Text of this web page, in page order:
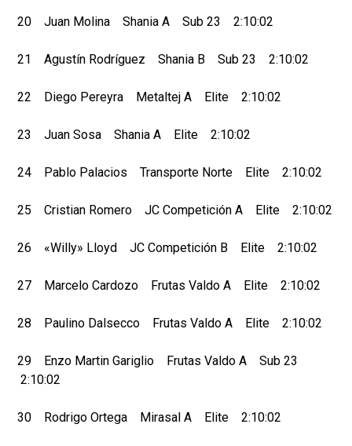
20 Juan Molina Shania A Sub 23 2:10:02
21 Agustín Rodríguez Shania B Sub 23 2:10:02
22 Diego Pereyra Metaltej A Elite 2:10:02
23 Juan Sosa Shania A Elite 2:10:02
24 Pablo Palacios Transporte Norte Elite 2:10:02
25 Cristian Romero JC Competición A Elite 2:10:02
26 «Willy» Lloyd JC Competición B Elite 2:10:02
27 Marcelo Cardozo Frutas Valdo A Elite 2:10:02
28 Paulino Dalsecco Frutas Valdo A Elite 2:10:02
29 Enzo Martin Gariglio Frutas Valdo A Sub 23
2:10:02
30 Rodrigo Ortega Mirasal A Elite 2:10:02